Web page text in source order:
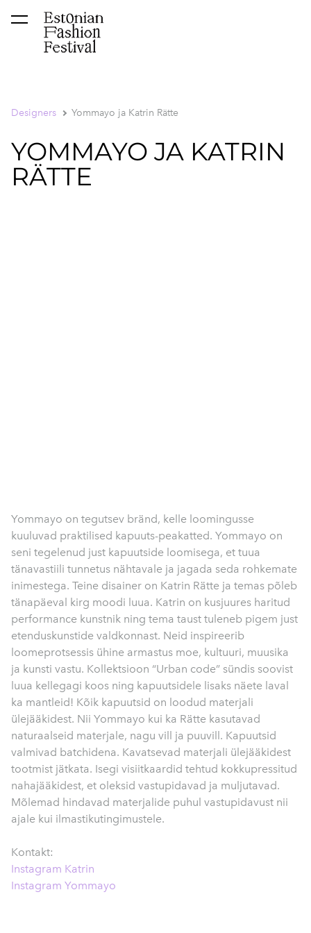
was added to the cart.
Designers Yommayo ja Katrin Rätte
YOMMAYO JA KATRIN
RÄTTE
Yommayo on tegutsev bränd, kelle loomingusse
kuuluvad praktilised kapuuts-peakatted. Yommayo on
seni tegelenud just kapuutside loomisega, et tuua
tänavastiili tunnetus nähtavale ja jagada seda rohkemate
inimestega. Teine disainer on Katrin Rätte ja temas põleb
tänapäeval kirg moodi luua. Katrin on kusjuures haritud
performance kunstnik ning tema taust tuleneb pigem just
etenduskunstide valdkonnast. Neid inspireerib
loomeprotsessis ühine armastus moe, kultuuri, muusika
ja kunsti vastu. Kollektsioon “Urban code” sündis soovist
luua kellegagi koos ning kapuutsidele lisaks näete laval
ka mantleid! Kõik kapuutsid on loodud materjali
ülejääkidest. Nii Yommayo kui ka Rätte kasutavad
naturaalseid materjale, nagu vill ja puuvill. Kapuutsid
valmivad batchidena. Kavatsevad materjali ülejääkidest
tootmist jätkata. Isegi visiitkaardid tehtud kokkupressitud
nahajääkidest, et oleksid vastupidavad ja muljutavad.
Mõlemad hindavad materjalide puhul vastupidavust nii
ajale kui ilmastikutingimustele.
Kontakt:
Instagram Katrin
Instagram Yommayo